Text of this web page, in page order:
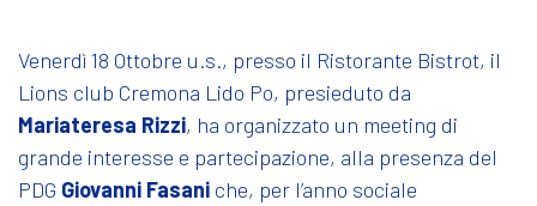
Venerdì 18 Ottobre u.s., presso il Ristorante Bistrot, il
Lions club Cremona Lido Po, presieduto da
Mariateresa Rizzi, ha organizzato un meeting di
grande interesse e partecipazione, alla presenza del
PDG Giovanni Fasani che, per l’anno sociale